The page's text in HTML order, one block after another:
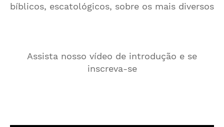
bíblicos, escatológicos, sobre os mais diversos
Assista nosso vídeo de introdução e se
inscreva-se